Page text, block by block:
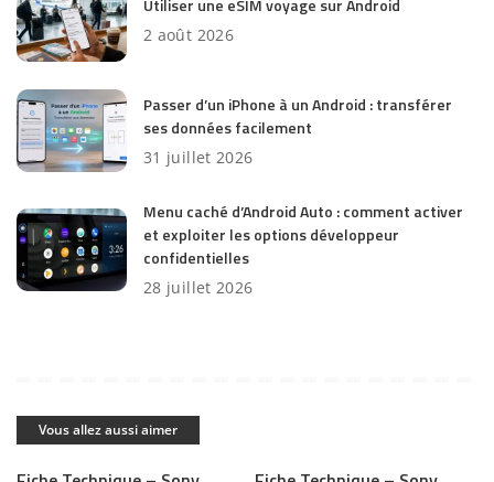
Utiliser une eSIM voyage sur Android
2 août 2026
Passer d’un iPhone à un Android : transférer
ses données facilement
31 juillet 2026
Menu caché d’Android Auto : comment activer
et exploiter les options développeur
confidentielles
28 juillet 2026
Vous allez aussi aimer